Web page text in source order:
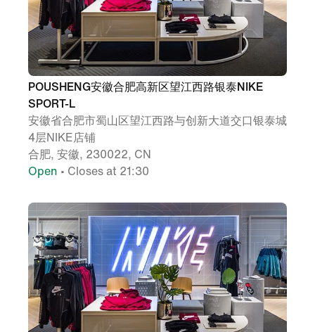
POUSHENG安徽合肥高新区望江西路银泰NIKE
SPORT-L
安徽省合肥市蜀山区望江西路与创新大道交口银泰城
4层NIKE店铺
合肥, 安徽, 230022, CN
Open • Closes at 21:30